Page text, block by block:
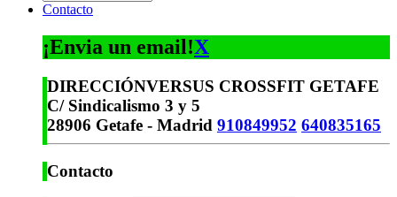
Contacto
¡Envia un email!X
DIRECCIÓNVERSUS CROSSFIT GETAFE
C/ Sindicalismo 3 y 5
28906 Getafe - Madrid 910849952 640835165
Contacto